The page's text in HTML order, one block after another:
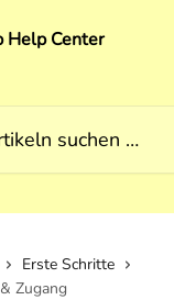
Erste Schritte
Zugang